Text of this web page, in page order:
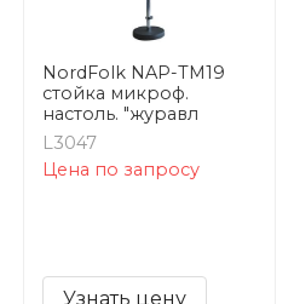
NordFolk NAP-TM19
стойка микроф.
настоль. "журавл
L3047
Цена по запросу
Узнать цену